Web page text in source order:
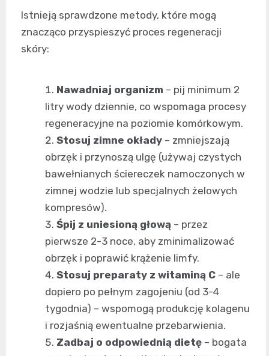
Istnieją sprawdzone metody, które mogą
znacząco przyspieszyć proces regeneracji
skóry:
Nawadniaj organizm – pij minimum 2
litry wody dziennie, co wspomaga procesy
regeneracyjne na poziomie komórkowym.
Stosuj zimne okłady – zmniejszają
obrzęk i przynoszą ulgę (używaj czystych
bawełnianych ściereczek namoczonych w
zimnej wodzie lub specjalnych żelowych
kompresów).
Śpij z uniesioną głową – przez
pierwsze 2-3 noce, aby zminimalizować
obrzęk i poprawić krążenie limfy.
Stosuj preparaty z witaminą C – ale
dopiero po pełnym zagojeniu (od 3-4
tygodnia) – wspomogą produkcję kolagenu
i rozjaśnią ewentualne przebarwienia.
Zadbaj o odpowiednią dietę – bogata